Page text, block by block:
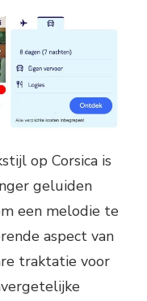
op Corsica is
geluiden
een melodie te
aspect van
traktatie voor